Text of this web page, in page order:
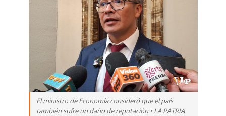
El ministro de Economía consideró que el país
también sufre un daño de reputación • LA PATRIA